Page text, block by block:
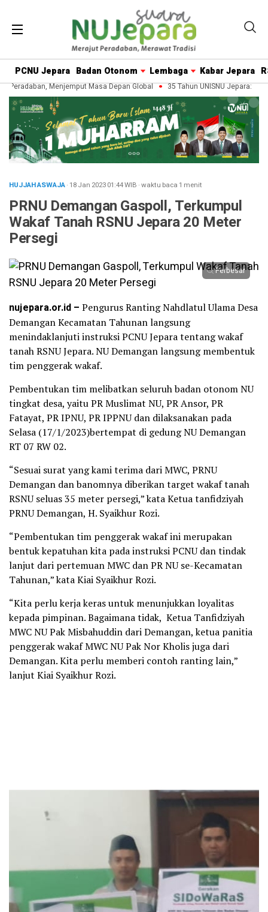
PCNU Jepara Badan Otonom Lembaga Kabar Jepara
Menjemput Masa Depan Global 35 Tahun UNISNU Jepara:
HUJJAH ASWAJA· 18 Jan 202301:44WIB ·waktu baca 1 menit
PRNU Demangan Gaspoll, Terkumpul
Wakaf Tanah RSNU Jepara 20 Meter
Persegi
Perbesar
nujepara.or.id – Pengurus Ranting Nahdlatul Ulama Desa
Demangan Kecamatan Tahunan langsung
menindaklanjuti instruksi PCNU Jepara tentang wakaf
tanah RSNU Jepara. NU Demangan langsung membentuk
tim penggerak wakaf.
Pembentukan tim melibatkan seluruh badan otonom NU
tingkat desa, yaitu PR Muslimat NU, PR Ansor, PR
Fatayat, PR IPNU, PR IPPNU dan dilaksanakan pada
Selasa (17/1/2023)bertempat di gedung NU Demangan
RT 07 RW 02.
“Sesuai surat yang kami terima dari MWC, PRNU
Demangan dan banomnya diberikan target wakaf tanah
RSNU seluas 35 meter persegi,” kata Ketua tanfidziyah
PRNU Demangan, H. Syaikhur Rozi.
“Pembentukan tim penggerak wakaf ini merupakan
bentuk kepatuhan kita pada instruksi PCNU dan tindak
lanjut dari pertemuan MWC dan PR NU se-Kecamatan
Tahunan,” kata Kiai Syaikhur Rozi.
“Kita perlu kerja keras untuk menunjukkan loyalitas
kepada pimpinan. Bagaimana tidak, Ketua Tanfidziyah
MWC NU Pak Misbahuddin dari Demangan, ketua panitia
penggerak wakaf MWC NU Pak Nor Kholis juga dari
Demangan. Kita perlu memberi contoh ranting lain,”
lanjut Kiai Syaikhur Rozi.